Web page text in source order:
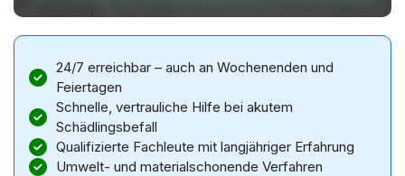
24/7 erreichbar – auch an Wochenenden und
Feiertagen
Schnelle, vertrauliche Hilfe bei akutem
Schädlingsbefall
Qualifizierte Fachleute mit langjähriger Erfahrung
Umwelt- und materialschonende Verfahren